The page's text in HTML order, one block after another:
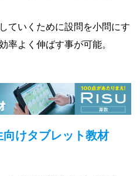
ていくために設問を小問にす
率よく伸ばす事が可能。
けタブレット教材